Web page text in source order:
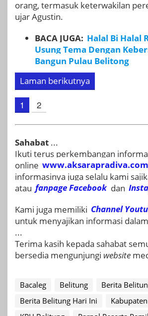
orang, termasuk keterwakilan
ujar Agustin.
BACA JUGA: Halal Bi Halal
Usung Tema Dengan
Bangun Pulau Belitong
Laman berikutnya
1 2
Sahabat ...
Ikuti terus perkembangan
online www.aksarapradiva.com
informasinya juga selalu kami
atau fanpageFacebook dan
Kami juga memiliki Channel
untuk menyajikan informasi
...
Terima kasih kepada sahabat
bersedia mengunjungi website
Bacaleg Belitung
Berita
Berita Belitung Hari Ini